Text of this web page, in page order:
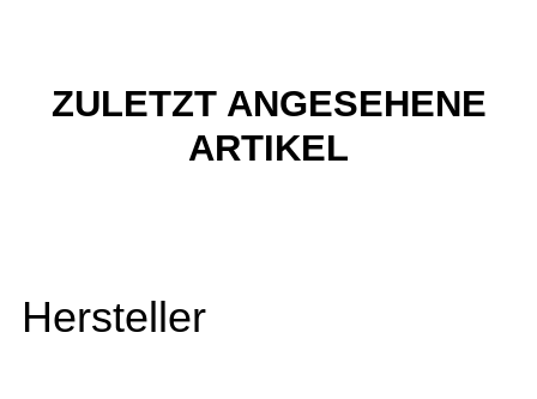
ZULETZT ANGESEHENE
ARTIKEL
Hersteller